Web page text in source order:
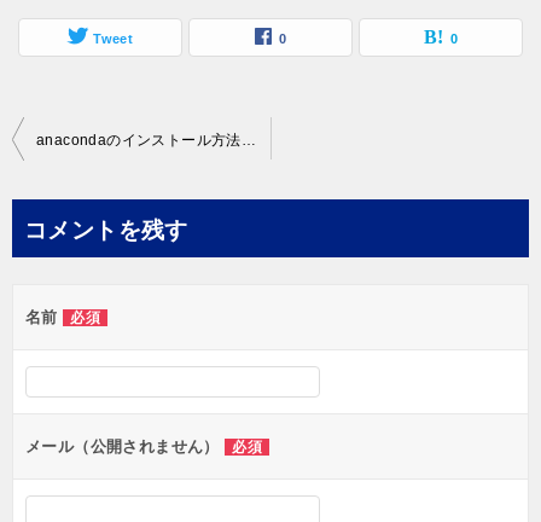
Tweet 0 0
投
ビ
ー
シ
ン
anacondaのインストール方法（windowsの場合）を解説！！
コメントを残す
名前 必須
メール（公開されません） 必須